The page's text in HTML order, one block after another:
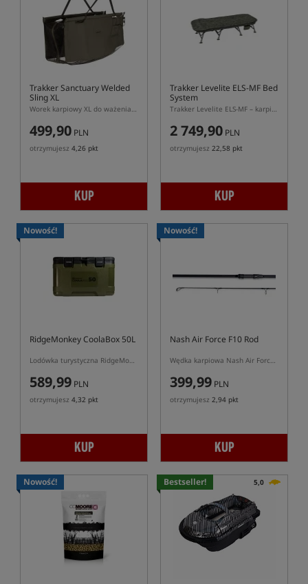
Trakker Sanctuary Welded
Sling XL
Worek karpiowy XL do ważenia i przechowywania ryb Trakker Sanctuary Welded
499,90 PLN
otrzymujesz 4,26 pkt
KUP
Trakker Levelite ELS-MF Bed
System
Trakker Levelite ELS-MF – karpiowy sleepsystem z materacem memory foam
2 749,90 PLN
otrzymujesz 22,58 pkt
KUP
Nowość!
RidgeMonkey CoolaBox 50L
Lodówka turystyczna RidgeMonkey CoolaBox Compact 50L
589,99 PLN
otrzymujesz 4,32 pkt
KUP
Nowość!
Nash Air Force F10 Rod
Wędka karpiowa Nash Air Force 10
399,99 PLN
otrzymujesz 2,94 pkt
KUP
Nowość! Bestseller! 5,0